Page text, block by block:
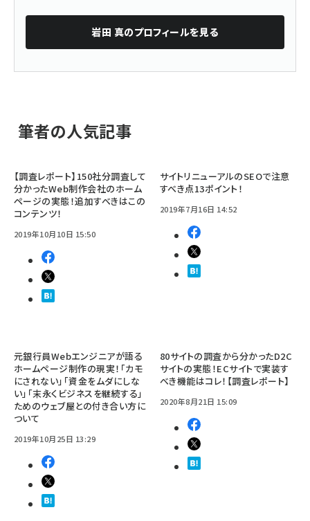
岩田 真のプロフィールを見る
筆者の人気記事
【調査レポート】150社分調査して
分かったWeb制作会社のホーム
ページの実態！追加すべきはこの
コンテンツ！
2019年10月10日 15:50
サイトリニューアルのSEOで注意
すべき点13ポイント！
2019年7月16日 14:52
元銀行員Webエンジニアが語る
ホームページ制作の現実！「カモ
にされない」「資金をムダにしな
い」「末永くビジネスを継続する」
ためのウェブ屋との付き合い方に
ついて
2019年10月25日 13:29
80サイトの調査から分かったD2C
サイトの実態！ECサイトで実装す
べき機能はコレ！【調査レポート】
2020年8月21日 15:09